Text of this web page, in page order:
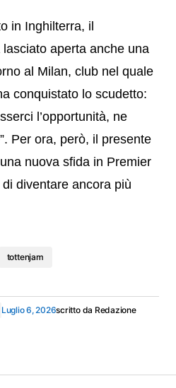
in Inghilterra, il
aperta anche una
al Milan, club nel quale
conquistato lo scudetto:
l’opportunità, ne
Per ora, però, il presente
nuova sfida in Premier
diventare ancora più
tottenjam
Luglio 6, 2026scritto da Redazione